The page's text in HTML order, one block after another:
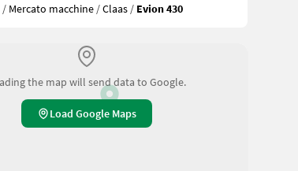
/ Mercato macchine /Claas / Evion 430
the map will send data to Google.
Load Google Maps